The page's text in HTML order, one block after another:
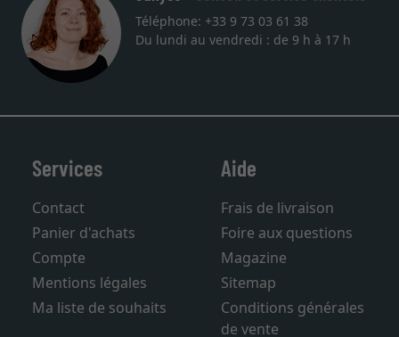
Janyce - Conseil et service clientèle
Téléphone: +33 9 73 03 61 38
Services
Contact
Panier d'achats
Compte
Mentions légales
Aide
Frais de livraison
Foire aux questions
Magazine
Sitemap
Conditions générales